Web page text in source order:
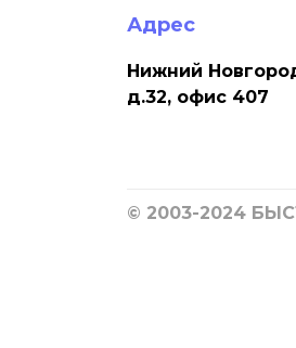
Адрес
Нижний
д.32, офис 407
© 2003-2024